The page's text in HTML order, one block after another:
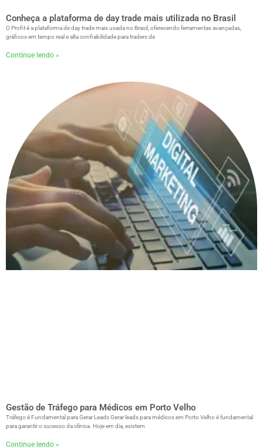
Conheça a plataforma de day trade mais utilizada no Brasil
O Profit é a plataforma de day trade mais usada no Brasil, oferecendo ferramentas avançadas,
gráficos em tempo real e alta confiabilidade para traders de
Continue lendo »
Gestão de Tráfego para Médicos em Porto Velho
Tráfego é Fundamental para Gerar Leads Gerar leads para médicos em Porto Velho é fundamental
para garantir o sucesso da clínica. Hoje em dia, existem
Continue lendo »